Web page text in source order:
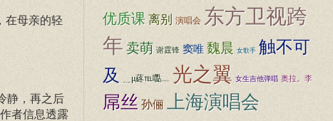
在母亲的轻
静，再之后
者信息透露
优质课 离别 演唱会 东方卫视跨
年卖萌 谢霆锋 窦唯 魏晨 女歌手 触不可
及
﹎μ蔠℡嚸﹏ 光之翼 女生吉他弹唱 奥拉。李
屌丝 孙俪 上海演唱会